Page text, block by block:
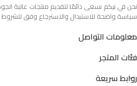
نحن في نيكم نسعى دائمًا لتقديم منتجات عالية
سياسة واضحة للاستبدال والاسترجاع وفق للشروط
معلومات التواصل
فئات المتجر
روابط سريعة